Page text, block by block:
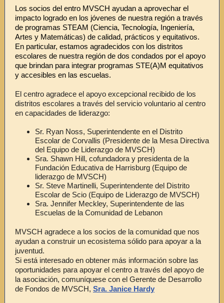
Los socios del entro MVSCH ayudan a aprovechar el
impacto logrado en los jóvenes de nuestra región a través
de programas STEAM (Ciencia, Tecnología, Ingeniería,
Artes y Matemáticas) de calidad, prácticos y equitativos.
En particular, estamos agradecidos con los distritos
escolares de nuestra región de dos condados por el apoyo
que brindan para integrar programas STE(A)M equitativos
y accesibles en las escuelas.
El centro agradece el apoyo excepcional recibido de los
distritos escolares a través del servicio voluntario al centro
en capacidades de liderazgo:
Sr. Ryan Noss, Superintendente en el Distrito
Escolar de Corvallis (Presidente de la Mesa Directiva
del Equipo de Liderazgo de MVSCH)
Sra. Shawn Hill, cofundadora y presidenta de la
Fundación Educativa de Harrisburg (Equipo de
liderazgo de MVSCH)
Sr. Steve Martinelli, Superintendente del Distrito
Escolar de Scio (Equipo de Liderazgo de MVSCH)
Sra. Jennifer Meckley, Superintendente de las
Escuelas de la Comunidad de Lebanon
MVSCH agradece a los socios de la comunidad que nos
ayudan a construir un ecosistema sólido para apoyar a la
juventud.
Si está interesado en obtener más información sobre las
oportunidades para apoyar el centro a través del apoyo de
la asociación, comuníquese con el Gerente de Desarrollo
de Fondos de MVSCH, Sra. Janice Hardy